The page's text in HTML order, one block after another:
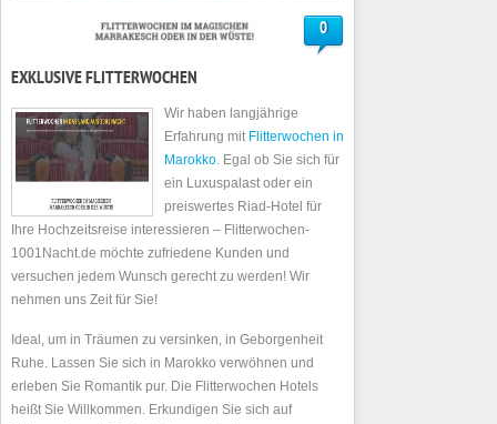
0
EXKLUSIVE FLITTERWOCHEN
Wir haben langjährige
Erfahrung mit Flitterwochen in
Marokko. Egal ob Sie sich für
ein Luxuspalast oder ein
preiswertes Riad-Hotel für
Ihre Hochzeitsreise interessieren – Flitterwochen-
1001Nacht.de möchte zufriedene Kunden und
versuchen jedem Wunsch gerecht zu werden! Wir
nehmen uns Zeit für Sie!
Ideal, um in Träumen zu versinken, in Geborgenheit
Ruhe. Lassen Sie sich in Marokko verwöhnen und
erleben Sie Romantik pur. Die Flitterwochen Hotels
heißt Sie Willkommen. Erkundigen Sie sich auf